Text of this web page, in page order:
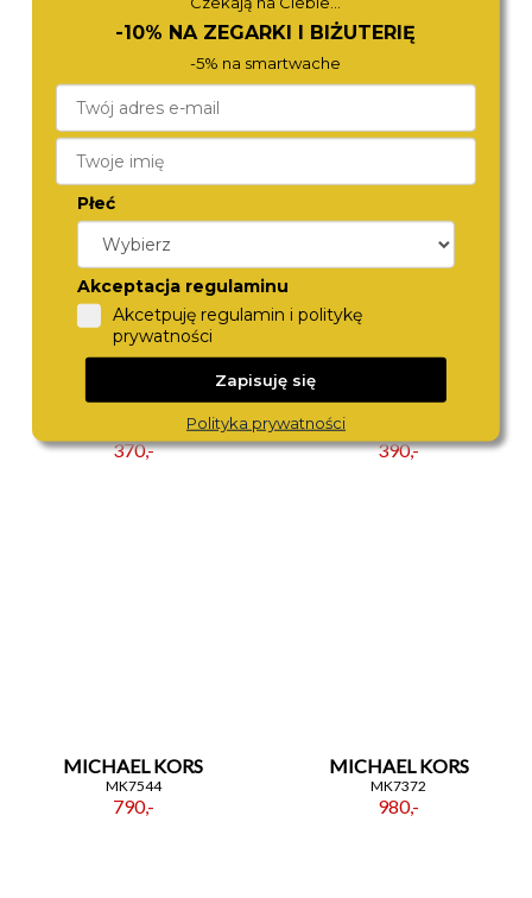
370,- 1 690,-
ICE-WATCH
370,-
ICE-WATCH
390,-
MICHAEL KORS
MK7544
790,-
MICHAEL KORS
MK7372
980,-
-10% NA ZEGARKI I BIŻUTERIĘ
-5% na smartwache
Płeć
Akceptacja regulaminu
Akcetpuję regulamin i politykę
prywatności
Zapisuję się
Polityka prywatności